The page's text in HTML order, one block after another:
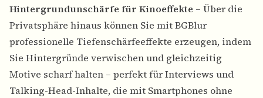
Hintergrundunschärfe für Kinoeffekte – Über die
Privatsphäre hinaus können Sie mit BGBlur
professionelle Tiefenschärfeeffekte erzeugen, indem
Sie Hintergründe verwischen und gleichzeitig
Motive scharf halten – perfekt für Interviews und
Talking-Head-Inhalte, die mit Smartphones ohne